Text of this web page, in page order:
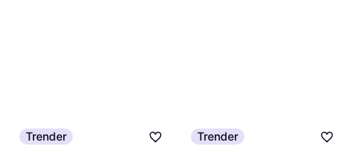
Trender Trender